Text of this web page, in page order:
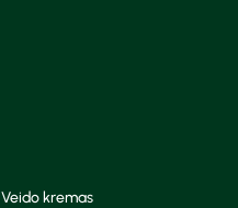
Veido kremas